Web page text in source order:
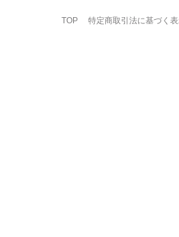
TOP 特定商取引法に基づく